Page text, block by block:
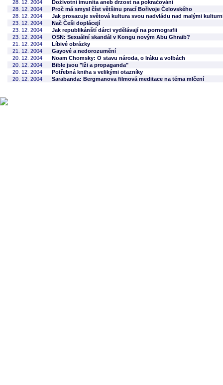
28. 12. 2004
Doživotní imunita aneb drzost na pokračování
28. 12. 2004
Proč má smysl číst většinu prací Bořivoje Čelovského
28. 12. 2004
Jak prosazuje světová kultura svou nadvládu nad malými
23. 12. 2004
Nač Češi doplácejí
23. 12. 2004
Jak republikánští dárci vydělávají na pornografii
23. 12. 2004
OSN: Sexuální skandál v Kongu novým Abu Ghraib?
21. 12. 2004
Líbivé obrázky
21. 12. 2004
Gayové a nedorozumění
20. 12. 2004
Noam Chomsky: O stavu národa, o Iráku a volbách
20. 12. 2004
Bible jsou "lži a propaganda"
20. 12. 2004
Potřebná kniha s velikými otazníky
20. 12. 2004
Sarabanda: Bergmanova filmová meditace na téma mlčení